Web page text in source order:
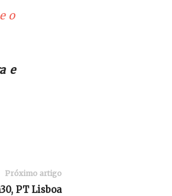
o
e
Próximo artigo
PT Lisboa